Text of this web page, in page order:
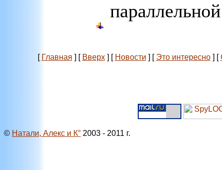
[ Главная ] [ Вверх] [ Новости ] [ Это интересно] [
© Натали, Алекс и К° 2003 - 2011 г.